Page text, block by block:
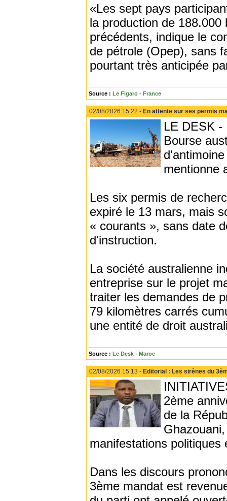
«Les sept pays
la production de
précédents, indique le
de pétrole (Opep), sans
pourtant très anticipée
Source : Le Figaro - France
02/08/2026 15:22 - En attente sur ses permis
LE DESK -
Bourse
mentionne
Les six permis de
expiré le 13 mars, mais
« courants », sans date
d'instruction.
La société australienne
entreprise sur le projet
traiter les demandes de
79 kilomètres carrés
une entité de droit
Source : Le Desk - Maroc
02/08/2026 15:13 - Editorial : Les sirènes du
2ème
de la
manifestations
Dans les discours
3ème mandat est